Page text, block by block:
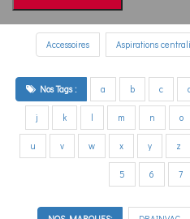
Accessoires Aspirations
Nos Tags : a b c
j k l m n o
u v w x y z
5 6 7